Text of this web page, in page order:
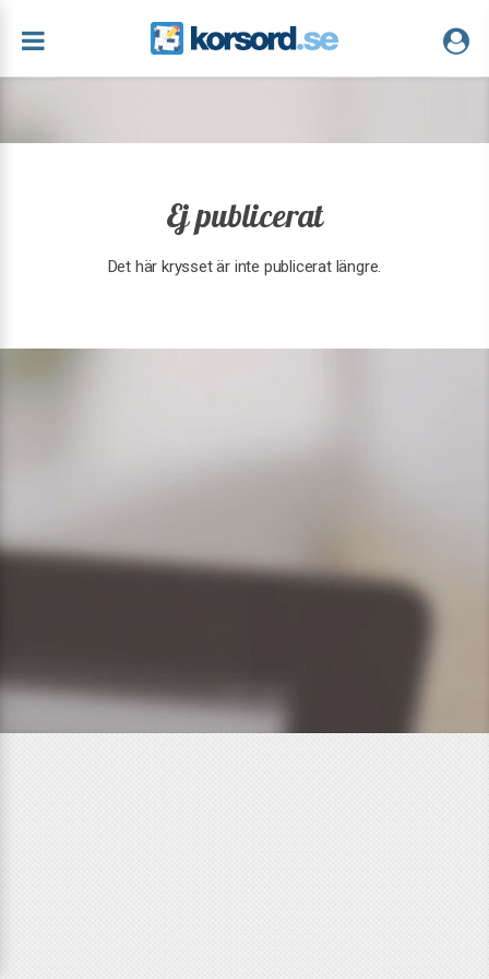
Ej publicerat
Det här krysset är inte publicerat längre.